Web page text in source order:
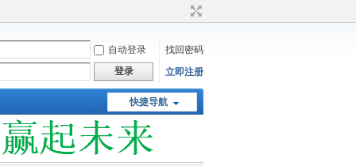
自动登录
找回密码
登录
立即注册
快捷导航